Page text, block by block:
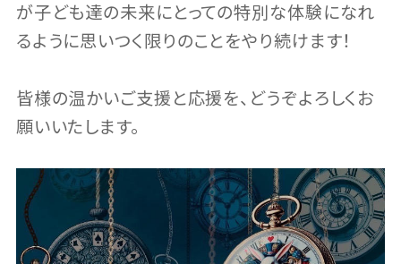
が子ども達の未来にとっての特別な体験になれ
るように思いつく限りのことをやり続けます！
皆様の温かいご支援と応援を、どうぞよろしくお
願いいたします。